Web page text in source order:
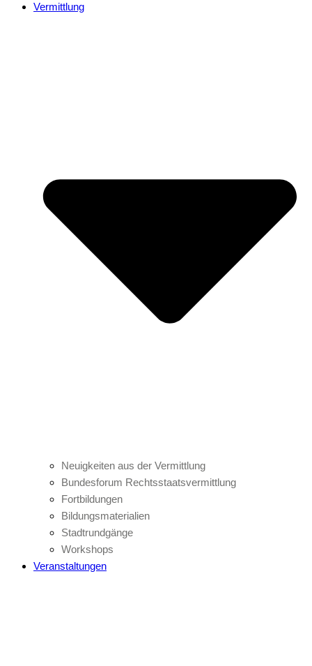
Vermittlung
Neuigkeiten aus der Vermittlung
Bundesforum Rechtsstaatsvermittlung
Fortbildungen
Bildungsmaterialien
Stadtrundgänge
Workshops
Veranstaltungen